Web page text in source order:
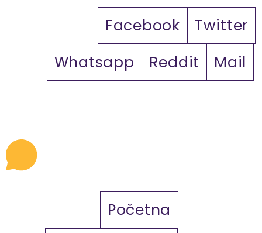
Facebook
Twitter
Whatsapp
Reddit Mail
Početna